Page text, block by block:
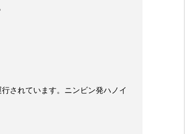
行されています。ニンビン発ハノイ